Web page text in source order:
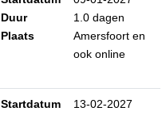
Duur
Plaats
1.0 dagen
Amersfoort en
ook online
Startdatum
13-02-2027